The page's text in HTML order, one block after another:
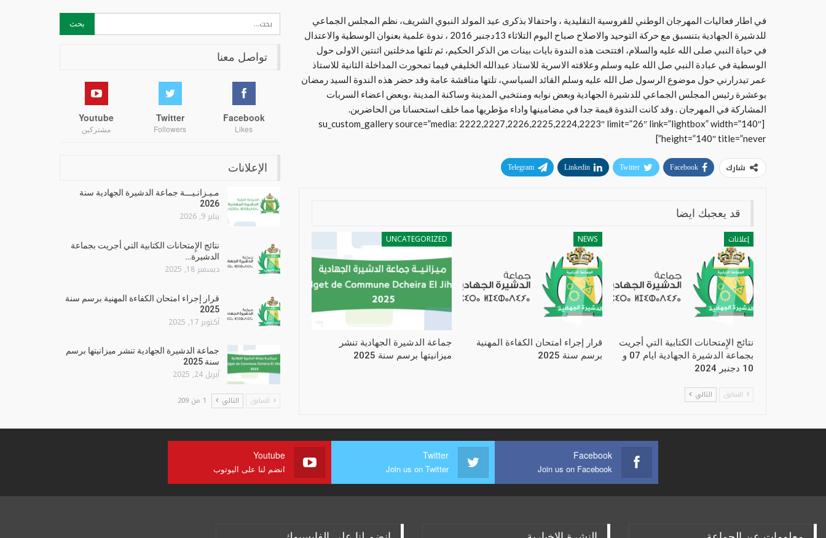
في اطار فعاليات المهرجان الوطني للفروسية التقليدية ، واحتفالا بذكرى عيد المولد النبوي الشريف، نظم المجلس الجماعي
للدشيرة الجهادية بتنسبق مع حركة التوحيد والاصلاح صباح اليوم التلاثاء 13دجنبر 2016 ، ندوة علمية بعنوان الوسطية والاعتدال
في حياة النبي صلى الله عليه والسلام، افتتحت هذه الندوة بايات بينات من الذكر الحكيم، ثم تلتها مدخلتين اثنتين الاولى حول
الوسطية في عبادة النبي صل الله عليه وسلم وعلاقته الاسرية للاستاذ عبدالله الخليفي فيما تمحورت المداخلة الثانية للاستاذ
عمر تيدرارني حول موضوع الرسول صل الله عليه وسلم القائد السياسي، تلتها مناقشة عامة وقد حضر هذه الندوة السيد رمضان
بوعشرة رئيس المجلس الجماعي للدشيرة الجهادية وبعض نوابه ومنتخبي المدينة وساكنة المدينة ،وبعض اعضاء السربات
المشاركة في المهرجان . وقد كانت الندوة قيمة جدا في مضامينها واداء مؤطريها مما خلف استحسانا من الحاضرين.
[su_custom_gallery source=”media: 2222,2227,2226,2225,2224,2223″ limit=”26″ link=”lightbox” width=”140″
height=”140″ title=”never”]
شارك Facebook
Twitter
Linkedin
Telegram
قد يعجبك ايضا
إعلانات
نتائج الإِمتحانات الكتابية التي أجريت
بجماعة الدشيرة الجهادية ايام 07 و
10 دجنبر 2024
NEWS
قرار إجراء امتحان الكفاءة المهنية
برسم سنة 2025
UNCATEGORIZED
جماعة الدشيرة الجهادية تنشر
ميزانيتها برسم سنة 2025
السابق التالي
تواصل معنا
Facebook
Likes
Twitter
Followers
Youtube
مشتركين
الإعلانات
مـيـزانـيـــة جماعة الدشيرة الجهادية سنة
2026
يناير 9, 2026
نتائج الإِمتحانات الكتابية التي أجريت بجماعة
الدشيرة…
ديسمبر 18, 2025
قرار إجراء امتحان الكفاءة المهنية برسم سنة
2025
أكتوبر 17, 2025
جماعة الدشيرة الجهادية تنشر ميزانيتها برسم
سنة 2025
أبريل 24, 2025
السابق التالي 1 من 209
Facebook
Join us on Facebook
Twitter
Join us on Twitter
Youtube
انضم لنا على اليوتوب